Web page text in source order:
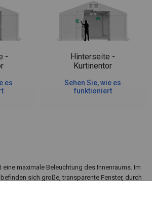
-
es
Hinterseite -
Kurtinentor
Sehen Sie, wie es
funktioniert
maximale Beleuchtung des Innenraums. Im
sich große, transparente Fenster, durch